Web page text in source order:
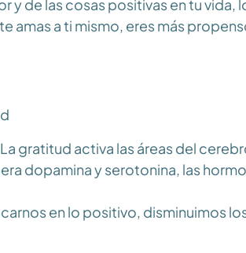
y de las cosas positivas en tu vida,
amas a ti mismo, eres más
gratitud activa las áreas del
dopamina y serotonina, las
en lo positivo, disminuimos